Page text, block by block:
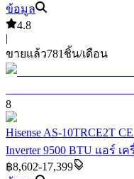
ข้อมูล
4.8
|
ขายแล้ว781 ชิ้น/เดือน
8
Hisense AS-10TRCE2T
Inverter 9500 BTU แอร์ เ
฿8,602-17,399